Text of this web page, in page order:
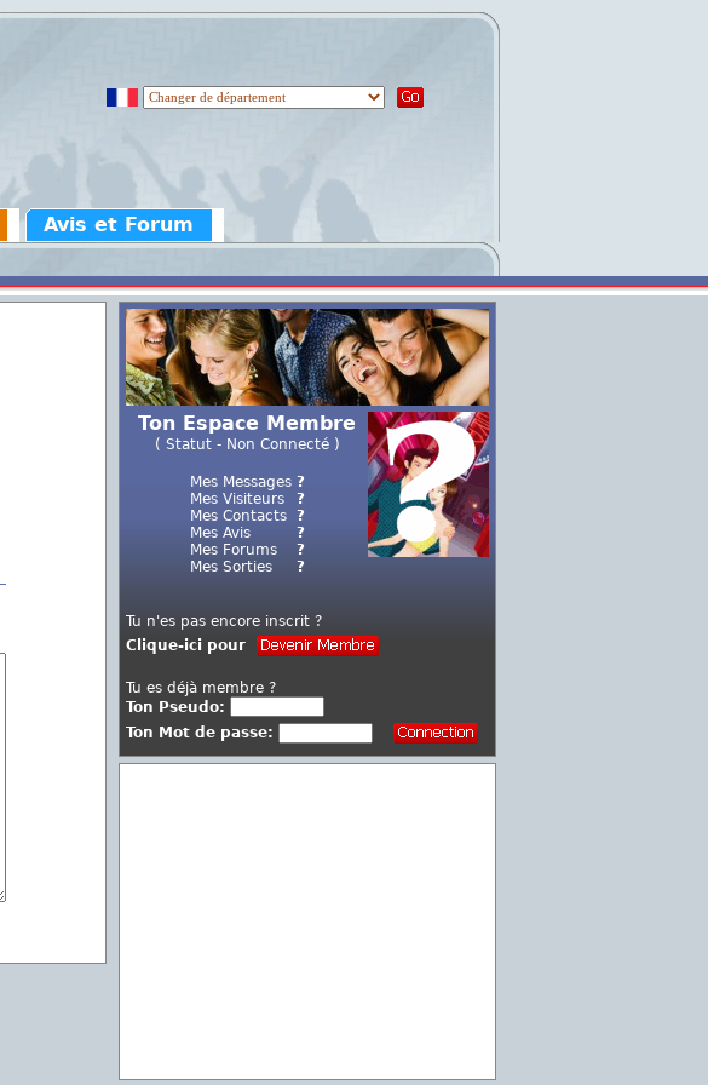
Avis et Forum
Ton Espace Membre
( Statut - Non Connecté )
Mes Messages
Mes Visiteurs
Mes Contacts
Mes Avis
Mes Forums
Mes Sorties
?
?
?
?
?
?
Tu n'es pas encore inscrit ?
Clique-ici pour
Tu es déjà membre ?
Ton Pseudo:
Ton Mot de passe: